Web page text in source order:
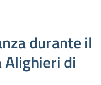
durante il
di